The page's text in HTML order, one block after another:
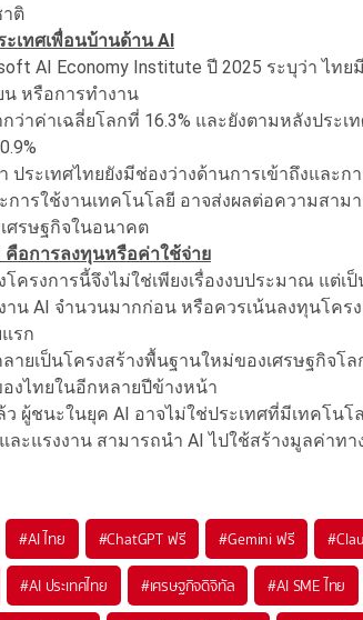
ติ
เทศเพื่อนบ้านด้าน AI
AI Economy Institute ปี 2025 ระบุว่า ไท
น หรือการทำงาน
ว่าค่าเฉลี่ยโลกที่ 16.3% และยังตามหลังประเ
ประเทศไทยยังมีช่องว่างด้านการเข้าถึงและ
การใช้งานเทคโนโลยี อาจส่งผลต่อความสา
ศรษฐกิจในอนาคต
คือการลงทุนหรือค่าใช้จ่าย
รงการนี้จึงไม่ใช่เพียงเรื่องงบประมาณ แต่เป็
งาน AI จำนวนมากก่อน หรือควรเน้นลงทุนโค
รก
ายเป็นโครงสร้างพื้นฐานใหม่ของเศรษฐกิจโ
งไทยในอีกหลายปีข้างหน้า
ผู้ชนะในยุค AI อาจไม่ใช่ประเทศที่มีเทคโนโ
ะแรงงาน สามารถนำ AI ไปใช้สร้างมูลค่าทา
#AI ไทย #ChatGPT ฟรี #Gemini ฟรี #
#AI ประเทศไทย #เศรษฐกิจดิจิทัล #AI SME ไทย